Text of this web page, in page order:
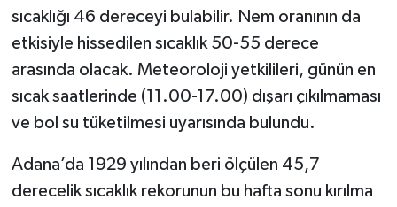
sıcaklığı 46 dereceyi bulabilir. Nem oranının da
etkisiyle hissedilen sıcaklık 50-55 derece
arasında olacak. Meteoroloji yetkilileri, günün en
sıcak saatlerinde (11.00-17.00) dışarı çıkılmaması
ve bol su tüketilmesi uyarısında bulundu.
Adana’da 1929 yılından beri ölçülen 45,7
derecelik sıcaklık rekorunun bu hafta sonu kırılma
YEDİSU